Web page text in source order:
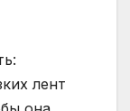
лент